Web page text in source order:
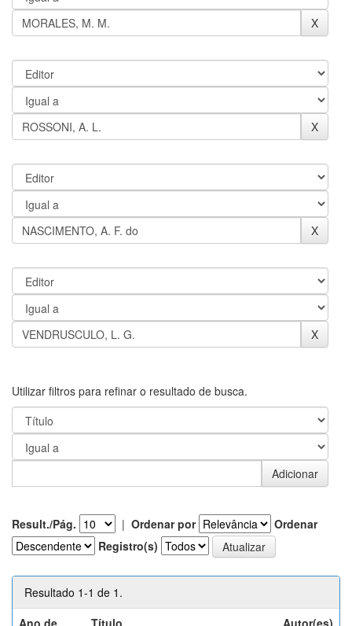
Utilizar filtros para refinar o resultado de busca.
Result./Pág. | Ordenar por
Ordenar
Registro(s)
Resultado 1-1 de 1.
Ano de
Título Autor(es)